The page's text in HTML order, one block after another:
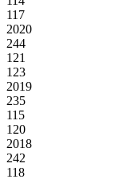
117
2020
244
121
123
2019
235
115
120
2018
242
118